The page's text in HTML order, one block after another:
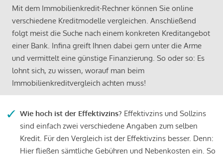
Mit dem Immobilienkredit-Rechner können Sie online
verschiedene Kreditmodelle vergleichen. Anschließend
folgt meist die Suche nach einem konkreten Kreditangebot
einer Bank. Infina greift Ihnen dabei gern unter die Arme
und vermittelt eine günstige Finanzierung. So oder so: Es
lohnt sich, zu wissen, worauf man beim
Immobilienkreditvergleich achten muss!
Wie hoch ist der Effektivzins? Effektivzins und Sollzins
sind einfach zwei verschiedene Angaben zum selben
Kredit. Für den Vergleich ist der Effektivzins besser. Denn:
Hier fließen sämtliche Gebühren und Nebenkosten ein. So